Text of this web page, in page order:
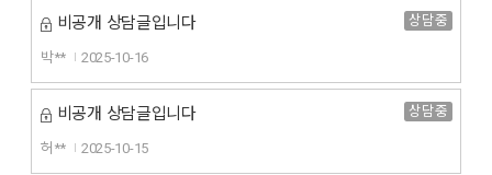
비공개 상담글입니다 상담중
박** 2025-10-16
비공개 상담글입니다 상담중
허** 2025-10-15